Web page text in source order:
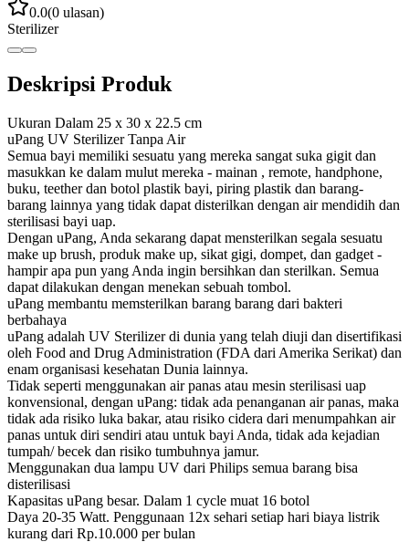
0.0(0 ulasan)
Sterilizer
Deskripsi Produk
Ukuran Dalam 25 x 30 x 22.5 cm
uPang UV Sterilizer Tanpa Air
Semua bayi memiliki sesuatu yang mereka sangat suka gigit dan
masukkan ke dalam mulut mereka - mainan , remote, handphone,
buku, teether dan botol plastik bayi, piring plastik dan barang-
barang lainnya yang tidak dapat disterilkan dengan air mendidih dan
sterilisasi bayi uap.
Dengan uPang, Anda sekarang dapat mensterilkan segala sesuatu
make up brush, produk make up, sikat gigi, dompet, dan gadget -
hampir apa pun yang Anda ingin bersihkan dan sterilkan. Semua
dapat dilakukan dengan menekan sebuah tombol.
uPang membantu memsterilkan barang barang dari bakteri
berbahaya
uPang adalah UV Sterilizer di dunia yang telah diuji dan disertifikasi
oleh Food and Drug Administration (FDA dari Amerika Serikat) dan
enam organisasi kesehatan Dunia lainnya.
Tidak seperti menggunakan air panas atau mesin sterilisasi uap
konvensional, dengan uPang: tidak ada penanganan air panas, maka
tidak ada risiko luka bakar, atau risiko cidera dari menumpahkan air
panas untuk diri sendiri atau untuk bayi Anda, tidak ada kejadian
tumpah/ becek dan risiko tumbuhnya jamur.
Menggunakan dua lampu UV dari Philips semua barang bisa
disterilisasi
Kapasitas uPang besar. Dalam 1 cycle muat 16 botol
Daya 20-35 Watt. Penggunaan 12x sehari setiap hari biaya listrik
kurang dari Rp.10.000 per bulan